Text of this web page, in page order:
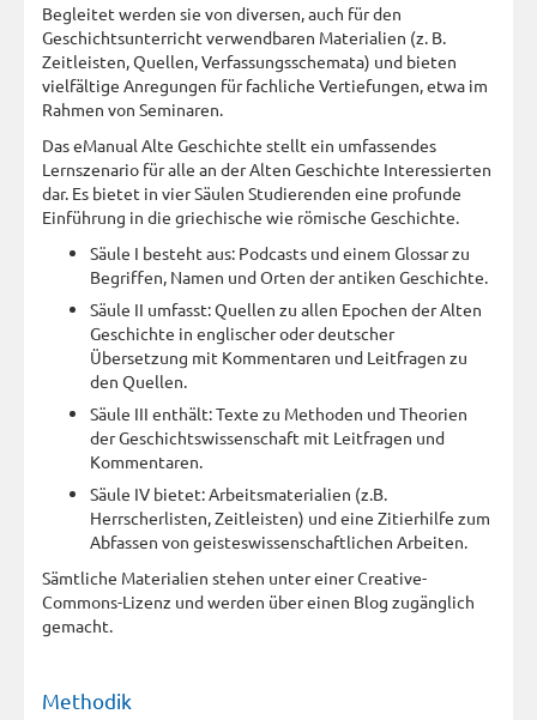
Begleitet werden sie von diversen, auch für den
Geschichtsunterricht verwendbaren Materialien (z. B.
Zeitleisten, Quellen, Verfassungsschemata) und bieten
vielfältige Anregungen für fachliche Vertiefungen, etwa im
Rahmen von Seminaren.
Das eManual Alte Geschichte stellt ein umfassendes
Lernszenario für alle an der Alten Geschichte Interessierten
dar. Es bietet in vier Säulen Studierenden eine profunde
Einführung in die griechische wie römische Geschichte.
Säule I besteht aus: Podcasts und einem Glossar zu
Begriffen, Namen und Orten der antiken Geschichte.
Säule II umfasst: Quellen zu allen Epochen der Alten
Geschichte in englischer oder deutscher
Übersetzung mit Kommentaren und Leitfragen zu
den Quellen.
Säule III enthält: Texte zu Methoden und Theorien
der Geschichtswissenschaft mit Leitfragen und
Kommentaren.
Säule IV bietet: Arbeitsmaterialien (z.B.
Herrscherlisten, Zeitleisten) und eine Zitierhilfe zum
Abfassen von geisteswissenschaftlichen Arbeiten.
Sämtliche Materialien stehen unter einer Creative-
Commons-Lizenz und werden über einen Blog zugänglich
gemacht.
Methodik